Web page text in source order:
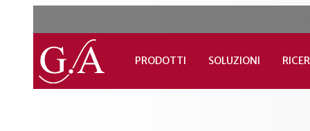
PRODOTTI SOLUZIONI